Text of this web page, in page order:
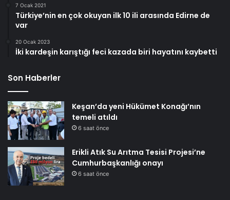
7 Ocak 2021
Türkiye’nin en çok okuyan ilk 10 ili arasında Edirne de
var
20 Ocak 2023
İki kardeşin karıştığı feci kazada biri hayatını kaybetti
Son Haberler
Keşan’da yeni Hükümet Konağı’nın
temeli atıldı
6 saat önce
Erikli Atık Su Arıtma Tesisi Projesi’ne
Cumhurbaşkanlığı onayı
6 saat önce